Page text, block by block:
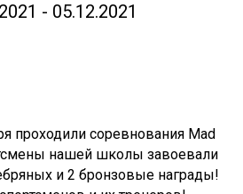
- 05.12.2021
проходили соревнования Mad
нашей школы завоевали
и 2 бронзовые награды!